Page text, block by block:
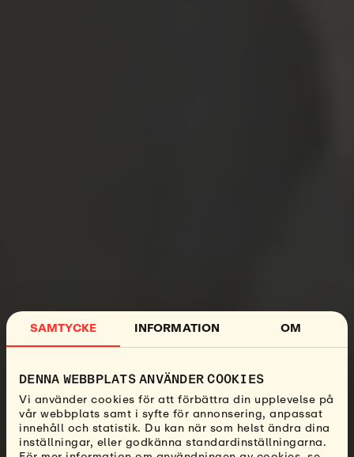
SAMTYCKE INFORMATION OM
DENNA WEBBPLATS ANVÄNDER COOKIES
Vi använder cookies för att förbättra din upplevelse på
vår webbplats samt i syfte för annonsering, anpassat
innehåll och statistik. Du kan när som helst ändra dina
inställningar, eller godkänna standardinställningarna.